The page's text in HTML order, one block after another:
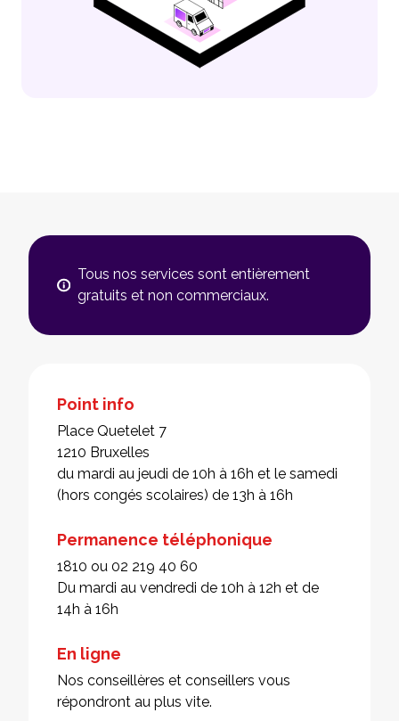
Tous nos services sont entièrement
gratuits et non commerciaux.
Point info
Place Quetelet 7
1210 Bruxelles
du mardi au jeudi de 10h à 16h et le samedi
(hors congés scolaires) de 13h à 16h
Permanence téléphonique
1810 ou 02 219 40 60
Du mardi au vendredi de 10h à 12h et de
14h à 16h
En ligne
Nos conseillères et conseillers vous
répondront au plus vite.